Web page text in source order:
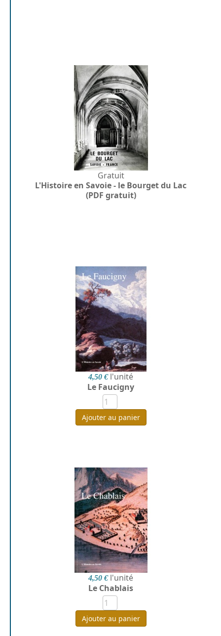
Gratuit
L'Histoire en Savoie - le Bourget du Lac
(PDF gratuit)
4,50 € l'unité
Le Faucigny
Ajouter au panier
4,50 € l'unité
Le Chablais
Ajouter au panier